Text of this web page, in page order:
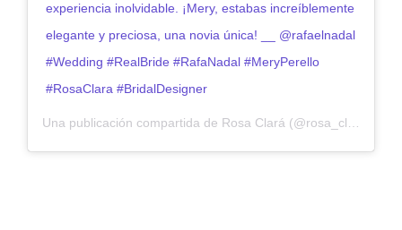
experiencia inolvidable. ¡Mery, estabas increíblemente
elegante y preciosa, una novia única! __ @rafaelnadal
#Wedding #RealBride #RafaNadal #MeryPerello
#RosaClara #BridalDesigner